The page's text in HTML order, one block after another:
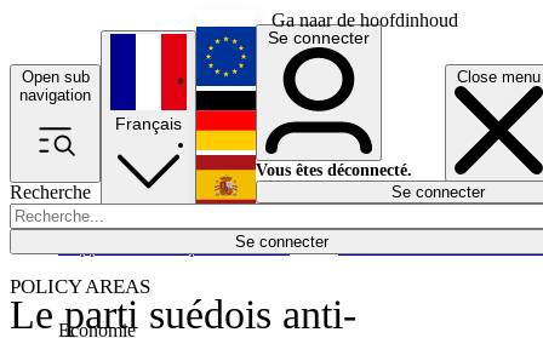
Ga naar de hoofdinhoud
Open sub
navigation
Close menu
Recherche
Se connecter
POLICY AREAS
Economie
Économie
Français
English
Deutsch
Español
Se connecter
Vous êtes déconnecté.
Se connecter
Le parti suédois anti-